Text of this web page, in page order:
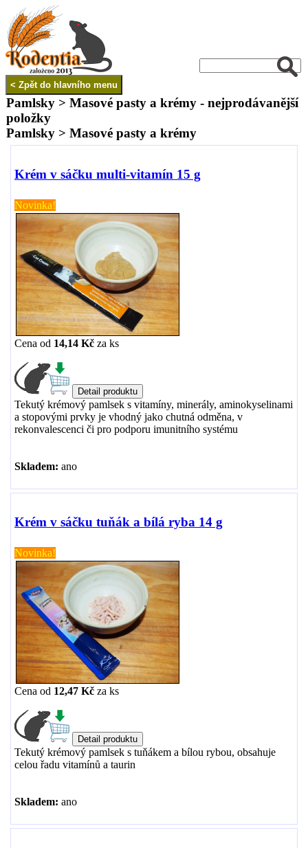
Pamlsky > Masové pasty a krémy - nejprodávanější
položky
Pamlsky > Masové pasty a krémy
Krém v sáčku multi-vitamín 15 g
Novinka!
Cena od 14,14 Kč za ks
Tekutý krémový pamlsek s vitamíny, minerály, aminokyselinami
a stopovými prvky je vhodný jako chutná odměna, v
rekonvalescenci či pro podporu imunitního systému
Skladem: ano
Krém v sáčku tuňák a bílá ryba 14 g
Novinka!
Cena od 12,47 Kč za ks
Tekutý krémový pamlsek s tuňákem a bílou rybou, obsahuje
celou řadu vitamínů a taurin
Skladem: ano